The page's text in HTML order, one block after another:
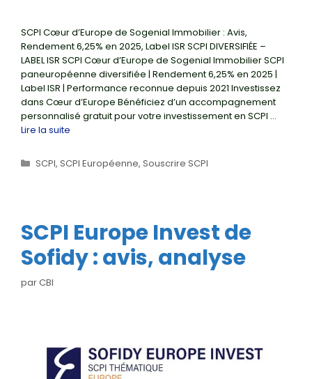
SCPI Cœur d’Europe de Sogenial Immobilier : Avis,
Rendement 6,25% en 2025, Label ISR SCPI DIVERSIFIÉE –
LABEL ISR SCPI Cœur d’Europe de Sogenial Immobilier SCPI
paneuropéenne diversifiée | Rendement 6,25% en 2025 |
Label ISR | Performance reconnue depuis 2021 Investissez
dans Cœur d’Europe Bénéficiez d’un accompagnement
personnalisé gratuit pour votre investissement en SCPI …
Lire la suite
Catégories
SCPI, SCPI Européenne, Souscrire SCPI
SCPI Europe Invest de
Sofidy : avis, analyse
parCBI